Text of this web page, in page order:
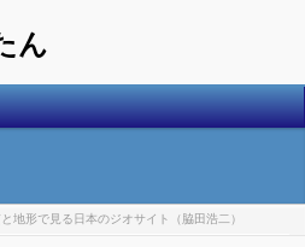
ん
地形で見る日本のジオサイト（脇田浩二）